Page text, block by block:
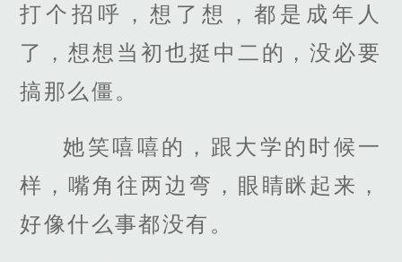
打个招呼，想了想，都是成年人
了，想想当初也挺中二的，没必要
搞那么僵。
她笑嘻嘻的，跟大学的时候一
样，嘴角往两边弯，眼睛眯起来，
好像什么事都没有。